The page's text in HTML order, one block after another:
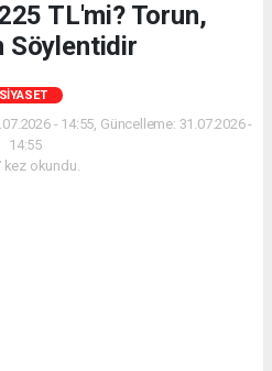
TL'mi? Torun,
Söylentidir
SIYASET
- 14:55, Güncelleme: 31.07.2026 -
14:55
kez okundu.